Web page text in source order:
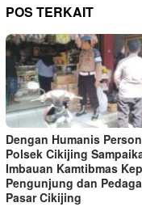
POS TERKAIT
Dengan Humanis
Polsek Cikijing
Imbauan Kamtibmas
Pengunjung dan
Pasar Cikijing